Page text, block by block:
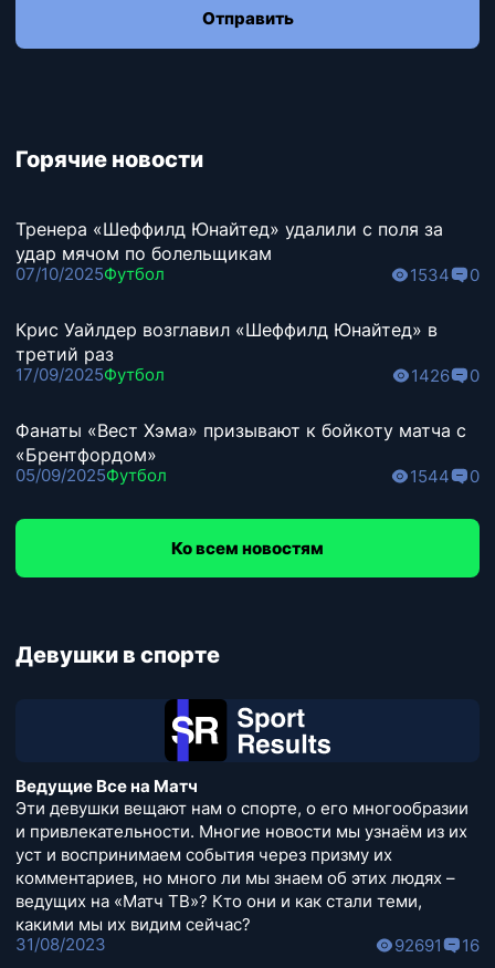
Отправить
Горячие новости
Тренера «Шеффилд Юнайтед» удалили с поля за
удар мячом по болельщикам
07/10/2025Футбол 1534 0
Крис Уайлдер возглавил «Шеффилд Юнайтед» в
третий раз
17/09/2025Футбол 1426 0
Фанаты «Вест Хэма» призывают к бойкоту матча с
«Брентфордом»
05/09/2025Футбол 1544 0
Ко всем новостям
Девушки в спорте
Ведущие Все на Матч
Эти девушки вещают нам о спорте, о его многообразии
и привлекательности. Многие новости мы узнаём из их
уст и воспринимаем события через призму их
комментариев, но много ли мы знаем об этих людях –
ведущих на «Матч ТВ»? Кто они и как стали теми,
какими мы их видим сейчас?
31/08/2023
92691 16